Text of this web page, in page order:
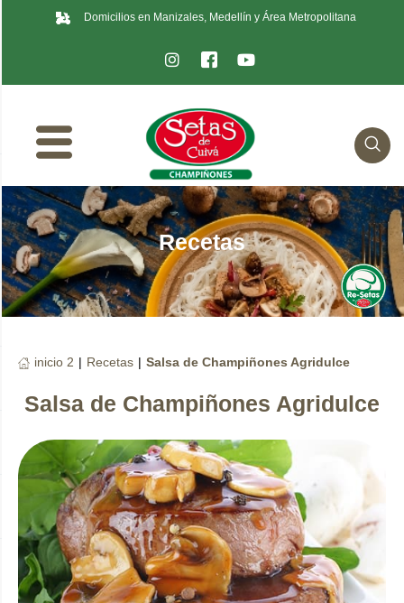
Domicilios en Manizales, Medellín y Área Metropolitana
Recetas
inicio 2 | Recetas | Salsa de Champiñones Agridulce
Salsa de Champiñones Agridulce